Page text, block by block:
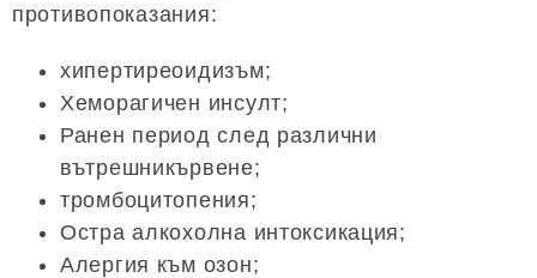
противопоказания:
хипертиреоидизъм;
Хеморагичен инсулт;
Ранен период след различни
вътрешникървене;
тромбоцитопения;
Остра алкохолна интоксикация;
Алергия към озон;